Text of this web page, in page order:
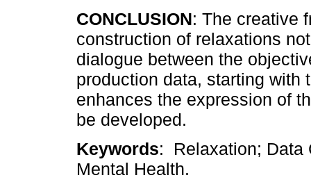
CONCLUSION: The creative
construction of relaxations
dialogue between the
production data, starting with
enhances the expression of
be developed.
Keywords:
Relaxation;
Mental Health.